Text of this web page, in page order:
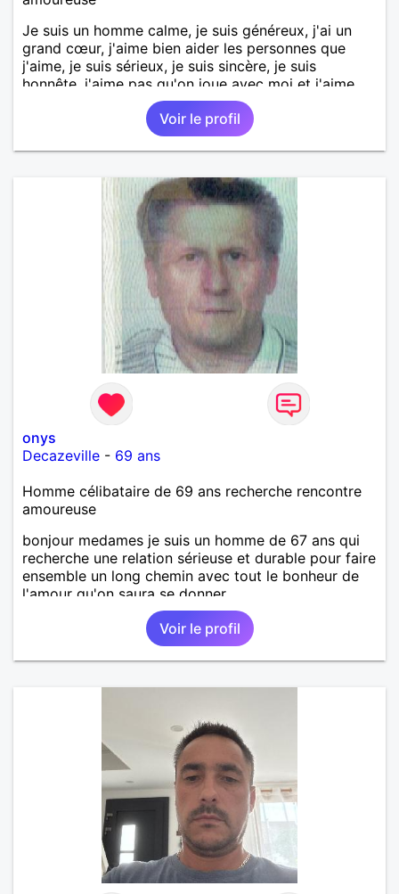
Je suis un homme calme, je suis généreux, j'ai un
grand cœur, j'aime bien aider les personnes que
j'aime, je suis sérieux, je suis sincère, je suis
honnête, j'aime pas qu'on joue avec moi et j'aime
pas les mensonges. Je cherche une relation
amoureuse et sérieuse.Voir le profil
onys
Decazeville - 69 ans
Homme célibataire de 69 ans recherche rencontre
amoureuse
bonjour medames je suis un homme de 67 ans qui
recherche une relation sérieuse et durable pour faire
ensemble un long chemin avec tout le bonheur de
l'amour qu'on saura se donner.
Voir le profil